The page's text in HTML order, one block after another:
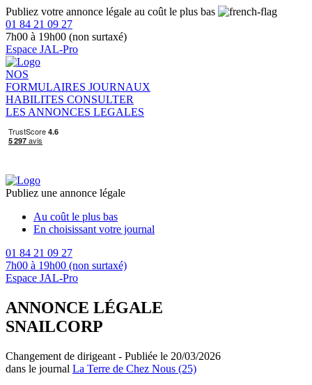
Publiez votre annonce légale au coût le plus bas
01 84 21 09 27
7h00 à 19h00 (non surtaxé)
Espace JAL-Pro
NOS
FORMULAIRES JOURNAUX
HABILITES CONSULTER
LES ANNONCES LEGALES
Publiez une annonce légale
Au coût le plus bas
En choisissant votre journal
01 84 21 09 27
7h00 à 19h00 (non surtaxé)
Espace JAL-Pro
ANNONCE LÉGALE
SNAILCORP
Changement de dirigeant - Publiée le 20/03/2026
dans le journal La Terre de Chez Nous (25)